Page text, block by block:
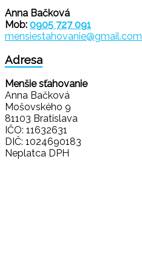
Anna Bačková
Mob: 0905 727 091
mensiestahovanie@gmail.com
Adresa
Menšie sťahovanie
Anna Bačková
Mošovského 9
81103 Bratislava
IČO: 11632631
DIČ: 1024690183
Neplatca DPH